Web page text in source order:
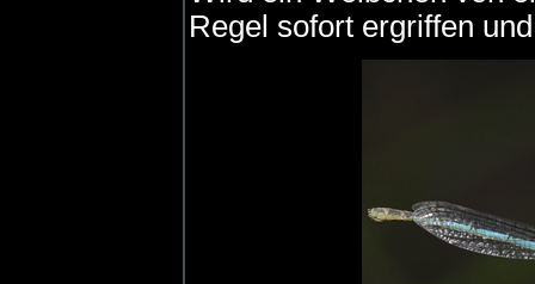
Regel sofort ergriffen